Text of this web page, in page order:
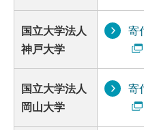
国立大学法人
神戸大学
寄
国立大学法人
岡山大学
寄